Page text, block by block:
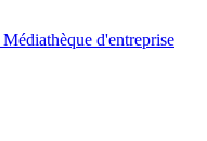
Médiathèque d'entreprise